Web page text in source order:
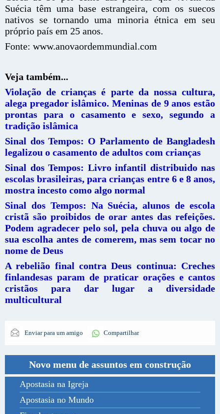
Suécia têm uma base estrangeira, com os suecos
nativos se tornando uma minoria étnica em seu
próprio país em 25 anos.
Fonte: www.anovaordemmundial.com
Veja também...
Violação de crianças é parte da nossa cultura,
alega pregador islâmico. Meninas de 9 anos estão
prontas para o casamento e sexo, segundo a
tradição islâmica
Sinal dos Tempos: O Parlamento de Bangladesh
legalizou o casamento de adultos com crianças
Sinal dos Tempos: Livro infantil distribuido nas
escolas brasileiras, para crianças entre 6 e 8 anos,
mostra incesto como algo normal
Sinal dos Tempos: Na Suécia, alunos de escola
cristã são proibidos de orar antes das refeições.
Podem agradecer pelo sol, pela chuva ou algo de
sua escolha antes de comerem, mas sem tocar no
nome de Deus
A rebelião final contra Deus continua: Creches
finlandesas param de praticar orações e cantos
cristãos para dar lugar a diversidade
multicultural
Enviar para um amigo Compartilhar
Novo menu de assuntos em construção
Apostasia na Igreja
Apostasia no Mundo